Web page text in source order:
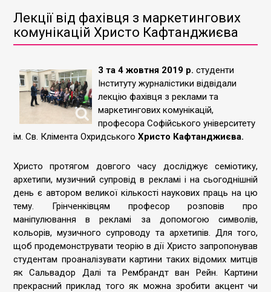
Лекції від фахівця з маркетингових
комунікацій Христо Кафтанджиєва
3 та 4 жовтня 2019 р. студенти
Інституту журналістики відвідали
лекцію фахівця з реклами та
маркетингових комунікацій,
професора Софійського університету
ім. Св. Клімента Охридського Христо Кафтанджиєва.
Христо протягом довгого часу досліджує семіотику,
архетипи, музичний супровід в рекламі і на сьогоднішній
день є автором великої кількості наукових праць на цю
тему. Грінченківцям професор розповів про
маніпулювання в рекламі за допомогою символів,
кольорів, музичного супроводу та архетипів. Для того,
щоб продемонструвати теорію в дії Христо запропонував
студентам проаналізувати картини таких відомих митців
як Сальвадор Далі та Рембрандт ван Рейн. Картини
прекрасний приклад того як можна зробити акцент чи